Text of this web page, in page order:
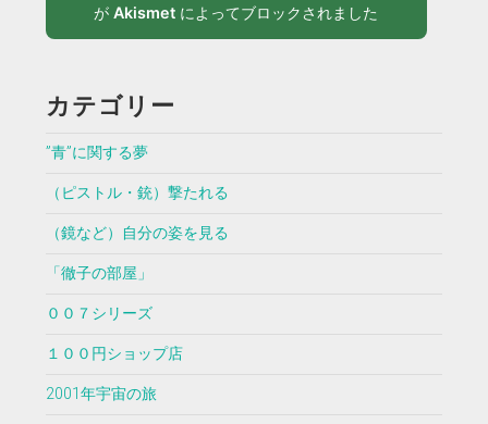
がAkismet によってブロックされました
カテゴリー
”青”に関する夢
（ピストル・銃）撃たれる
（鏡など）自分の姿を見る
「徹子の部屋」
００７シリーズ
１００円ショップ店
2001年宇宙の旅